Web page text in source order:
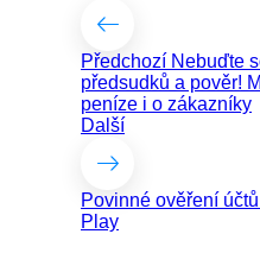
Předchozí Nebuďte
předsudků a pověr!
peníze i o zákazníky
Další
Povinné ověření
Play